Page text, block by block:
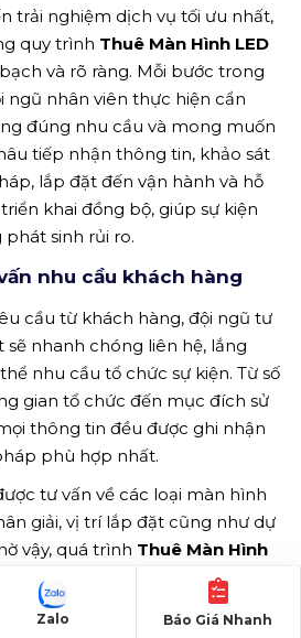
trải nghiệm dịch vụ tối ưu nhất,
quy trình Thuê Màn Hình LED
và rõ ràng. Mỗi bước trong
ngũ nhân viên thực hiện cẩn
đúng nhu cầu và mong muốn
tiếp nhận thông tin, khảo sát
lắp đặt đến vận hành và hỗ
khai đồng bộ, giúp sự kiện
sinh rủi ro.
nhu cầu khách hàng
cầu từ khách hàng, đội ngũ tư
sẽ nhanh chóng liên hệ, lắng
nhu cầu tổ chức sự kiện. Từ số
gian tổ chức đến mục đích sử
thông tin đều được ghi nhận
phù hợp nhất.
tư vấn về các loại màn hình
giải, vị trí lắp đặt cũng như dự
vậy, quá trình Thuê Màn Hình
hiệu quả, tiết kiệm tối đa thời
hàng.
Báo Giá Nhanh
Zalo